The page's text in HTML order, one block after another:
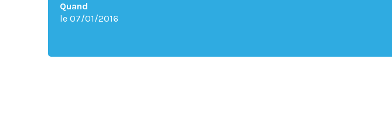
Quand
le 07/01/2016